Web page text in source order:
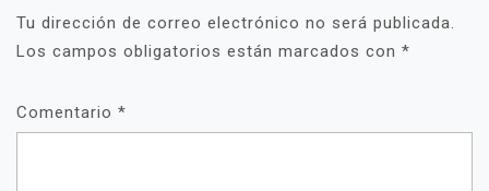
Tu dirección de correo electrónico no será publicada.
Los campos obligatorios están marcados con *
Comentario *